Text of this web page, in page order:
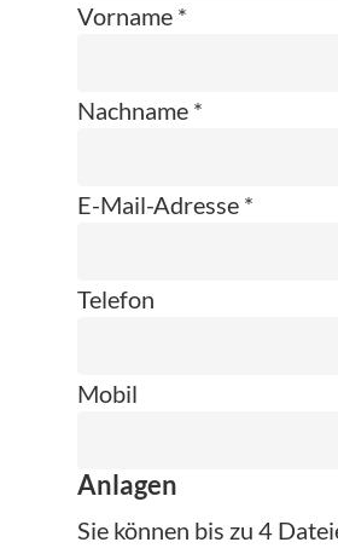
Vorname *
Nachname *
E-Mail-Adresse *
Telefon
Mobil
Anlagen
Sie können bis zu 4